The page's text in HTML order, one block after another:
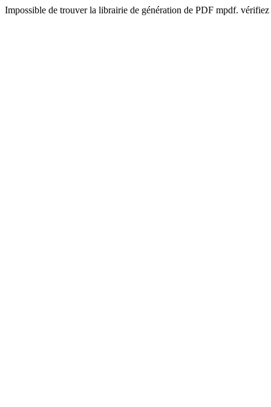
Impossible de trouver la librairie de génération de PDF mpdf.